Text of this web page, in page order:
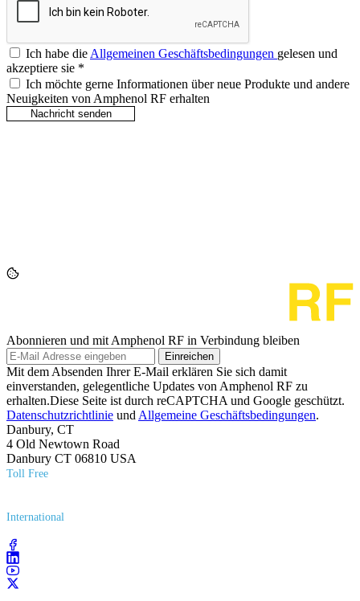
Ich habe die Allgemeinen Geschäftsbedingungen gelesen und
akzeptiere sie *
Ich möchte gerne Informationen über neue Produkte und andere
Neuigkeiten von Amphenol RF erhalten
Abonnieren und mit Amphenol RF in Verbindung bleiben
Einreichen
Mit dem Absenden Ihrer E-Mail erklären Sie sich damit
einverstanden, gelegentliche Updates von Amphenol RF zu
erhalten.Diese Seite ist durch reCAPTCHA und Google geschützt.
Datenschutzrichtlinie und Allgemeine Geschäftsbedingungen.
Danbury, CT
4 Old Newtown Road
Danbury CT 06810 USA
Toll Free
International